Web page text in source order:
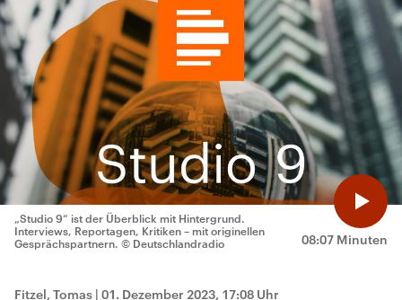
08:07 Minuten
„Studio 9“ ist der Überblick mit Hintergrund.
Interviews, Reportagen, Kritiken – mit originellen
Gesprächspartnern. © Deutschlandradio
Fitzel, Tomas | 01. Dezember 2023, 17:08 Uhr